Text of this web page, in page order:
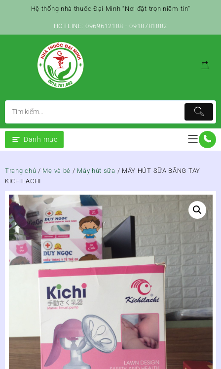
Hệ thống nhà thuốc Đại Minh “Nơi đặt trọn niềm tin”
HOTLINE: 0969612188 - 0918781882
Danh mục
Trang chủ / Mẹ và bé / Máy hút sữa / MÁY HÚT SỮA BẰNG TAY
KICHILACHI